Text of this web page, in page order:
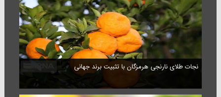
نجات طلای نارنجی هرمزگان با تثبیت برند جهانی